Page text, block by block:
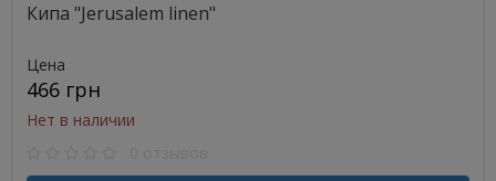
Кипа "Jerusalem linen"
Цена
466 грн
Нет в наличии